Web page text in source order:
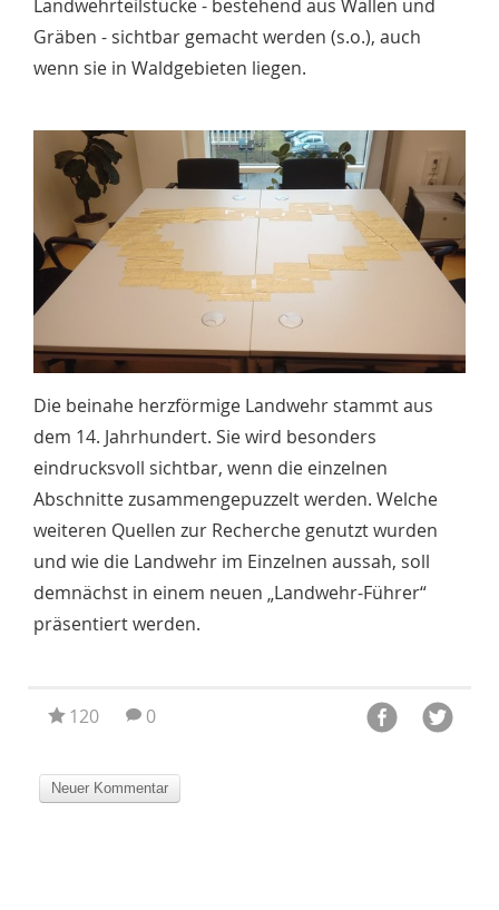
Landwehrteilstücke - bestehend aus Wällen und
Gräben - sichtbar gemacht werden (s.o.), auch
wenn sie in Waldgebieten liegen.
Die beinahe herzförmige Landwehr stammt aus
dem 14. Jahrhundert. Sie wird besonders
eindrucksvoll sichtbar, wenn die einzelnen
Abschnitte zusammengepuzzelt werden. Welche
weiteren Quellen zur Recherche genutzt wurden
und wie die Landwehr im Einzelnen aussah, soll
demnächst in einem neuen „Landwehr-Führer“
präsentiert werden.
120 0